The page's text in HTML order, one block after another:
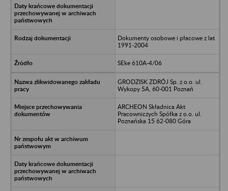
Dokumenty osobowe i płacowe z lat
1991-2004
SEke 610A-4/06
GRODZISK ZDRÓJ Sp. z o.o. ul.
Wykopy 5A, 60-001 Poznań
ARCHEON Składnica Akt
Pracowniczych Spółka z o.o. ul.
Poznańska 15 62-080 Góra